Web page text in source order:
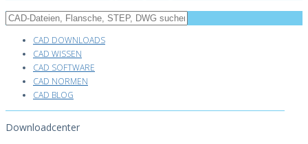
CAD DOWNLOADS
CAD WISSEN
CAD SOFTWARE
CAD NORMEN
CAD BLOG
Downloadcenter